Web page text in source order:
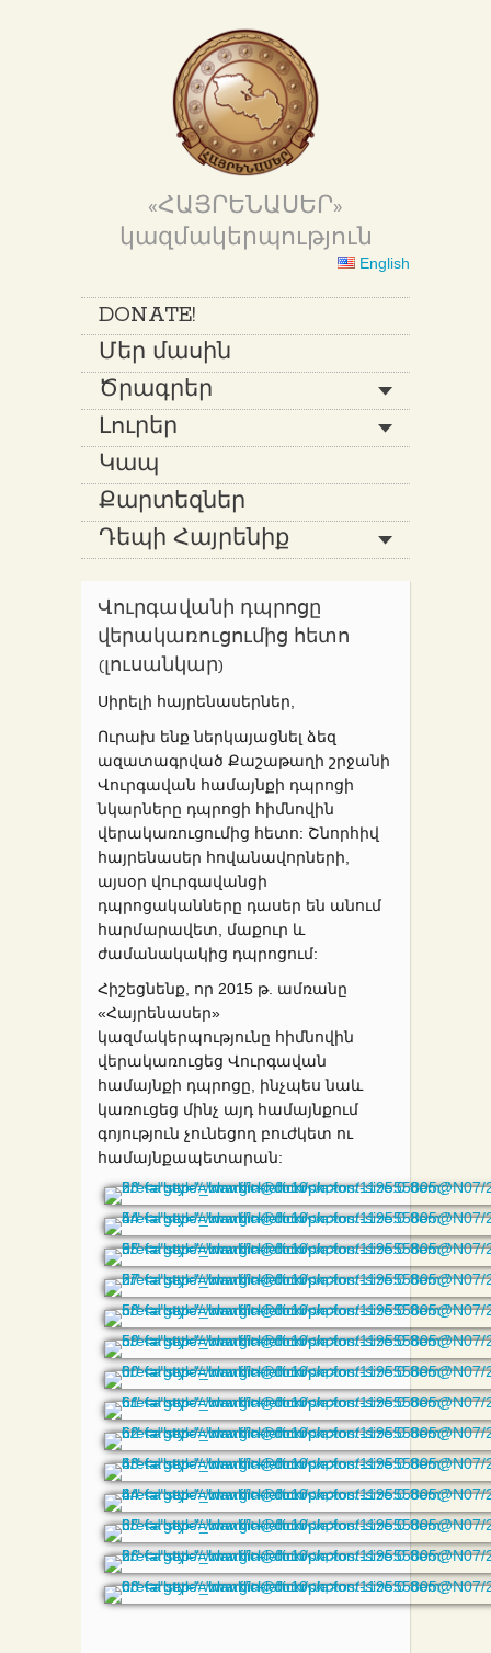
«ՀԱՅՐԵՆԱՍԵՐ»
կազմակերպություն
English
DONATE!
Մեր մասին
Ծրագրեր
Լուրեր
Կապ
Քարտեզներ
Դեպի Հայրենիք
Վուրգավանի դպրոցը
վերակառուցումից հետո
(լուսանկար)
Սիրելի հայրենասերներ,
Ուրախ ենք ներկայացնել ձեզ
ազատագրված Քաշաթաղի շրջանի
Վուրգավան համայնքի դպրոցի
նկարները դպրոցի հիմնովին
վերակառուցումից հետո: Շնորհիվ
հայրենասեր հովանավորների,
այսօր վուրգավանցի
դպրոցականները դասեր են անում
հարմարավետ, մաքուր և
ժամանակակից դպրոցում:
Հիշեցնենք, որ 2015 թ. ամռանը
«Հայրենասեր»
կազմակերպությունը հիմնովին
վերակառուցեց Վուրգավան
համայնքի դպրոցը, ինչպես նաև
կառուցեց մինչ այդ համայնքում
գոյություն չունեցող բուժկետ ու
համայնքապետարան: